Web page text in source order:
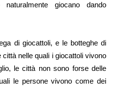
giocano dando
di giocattoli, e le botteghe di
nelle quali i giocattoli vivono
le città non sono forse delle
le persone vivono come dei